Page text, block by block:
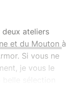
ateliers
et du Mouton à
Si vous ne
je vous le
sélection